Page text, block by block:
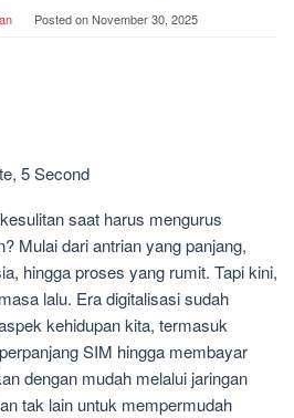
Posted onNovember 30, 2025
5 Second
saat harus mengurus
Mulai dari antrian yang panjang,
hingga proses yang rumit. Tapi kini,
lalu. Era digitalisasi sudah
kehidupan kita, termasuk
SIM hingga membayar
dengan mudah melalui jaringan
tak lain untuk mempermudah